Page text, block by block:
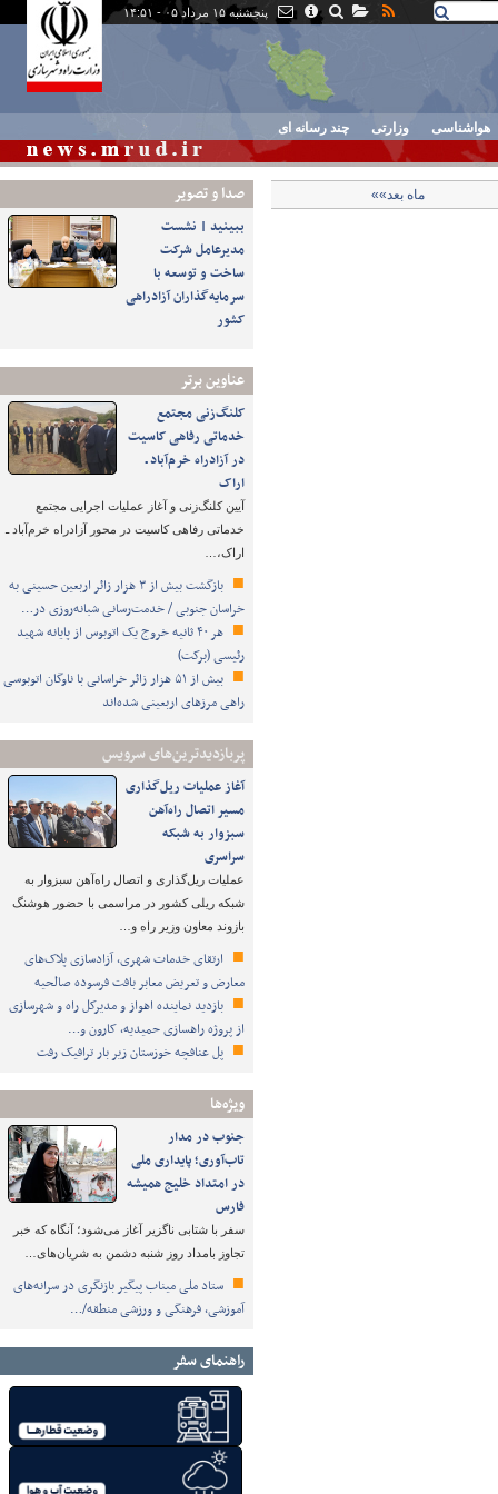
پنجشنبه ۱۵ مرداد ۰۵ - ۱۴:۵۱
هواشناسی وزارتی چند رسانه ای
صدا و تصوير
ببینید | نشست
مدیرعامل شرکت
ساخت و توسعه با
سرمایه‌گذاران آزادراهی
کشور
عناوین برتر
کلنگ‌زنی مجتمع
خدماتی رفاهی کاسیت
در آزادراه خرم‌آباد ـ
اراک
آیین کلنگ‌زنی و آغاز عملیات اجرایی مجتمع
خدماتی رفاهی کاسیت در محور آزادراه خرم‌آباد ـ
اراک،…
بازگشت بیش از ۳ هزار زائر اربعین حسینی به
خراسان جنوبی / خدمت‌رسانی شبانه‌روزی در…
هر ۴۰ ثانیه خروج یک اتوبوس از پایانه شهید
رئیسی (برکت)
بیش از ۵۱ هزار زائر خراسانی با ناوگان اتوبوسی
راهی مرزهای اربعینی شده‌اند
پربازدیدترین‌های سرویس
آغاز عملیات ریل‌گذاری
مسیر اتصال راه‌آهن
سبزوار به شبکه
سراسری
عملیات ریل‌گذاری و اتصال راه‌آهن سبزوار به
شبکه ریلی کشور در مراسمی با حضور هوشنگ
بازوند معاون وزیر راه و…
ارتقای خدمات شهری، آزادسازی پلاک‌های
معارض و تعریض معابر بافت فرسوده صالحیه
بازدید نماینده اهواز و مدیرکل راه و شهرسازی
از پروژه راهسازی حمیدیه، کارون و…
پل عنافچه خوزستان زیر بار ترافیک رفت
ویژه‌ها
جنوب در مدار
تاب‌آوری؛ پایداری ملی
در امتداد خلیج همیشه
فارس
سفر با شتابی ناگزیر آغاز می‌شود؛ آنگاه که خبر
تجاوز بامداد روز شنبه دشمن به شریان‌های…
ستاد ملی میناب پیگیر بازنگری در سرانه‌های
آموزشی، فرهنگی و ورزشی منطقه/…
راهنمای سفر
ماه بعد»»